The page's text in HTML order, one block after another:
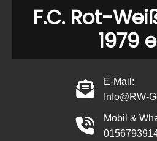
F.C. Rot-
1979
E-Mail:
Info@RW-
Mobil &